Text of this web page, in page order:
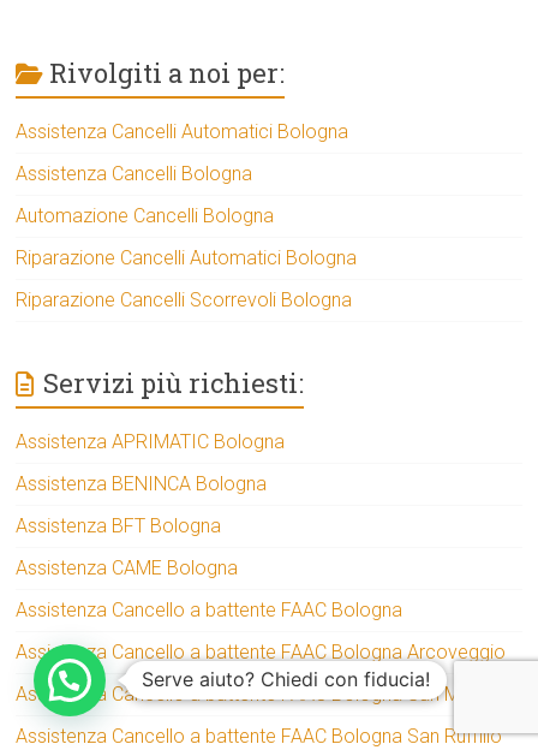
Rivolgiti a noi per:
Assistenza Cancelli Automatici Bologna
Assistenza Cancelli Bologna
Automazione Cancelli Bologna
Riparazione Cancelli Automatici Bologna
Riparazione Cancelli Scorrevoli Bologna
Servizi più richiesti:
Assistenza APRIMATIC Bologna
Assistenza BENINCA Bologna
Assistenza BFT Bologna
Assistenza CAME Bologna
Assistenza Cancello a battente FAAC Bologna
Assistenza Cancello a battente FAAC Bologna Arcoveggio
Assistenza Cancello a battente FAAC Bologna San Mamolo
Assistenza Cancello a battente FAAC Bologna San Ruffillo
Serve aiuto? Chiedi con fiducia!